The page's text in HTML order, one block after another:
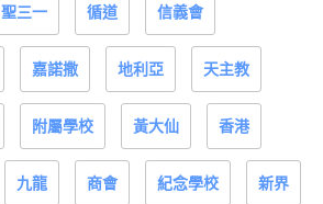
聖三一 循道 信義會
嘉諾撒 地利亞 天主教
附屬學校 黃大仙 香港
九龍 商會 紀念學校 新界